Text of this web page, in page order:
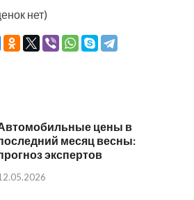
нет)
цены в
месяц весны:
экспертов